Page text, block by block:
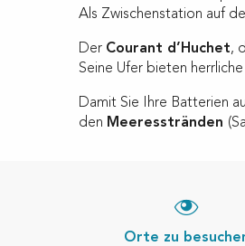
Als Zwischenstation auf
Der Courant d’Huchet,
Seine Ufer bieten
Damit Sie Ihre Batterien
den Meeresstränden
Orte zu